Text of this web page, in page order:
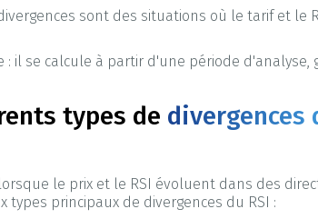
sont des situations où le tarif et
: il se calcule à partir d'une période
types de divergences
le prix et le RSI évoluent dans des
types principaux de divergences du RSI :